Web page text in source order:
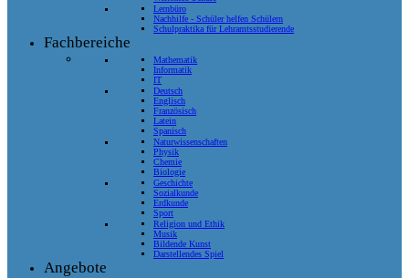
Lernbüro
Nachhilfe - Schüler helfen Schülern
Schulpraktika für Lehramtsstudierende
Fachbereiche
Mathematik
Informatik
IT
Deutsch
Englisch
Französisch
Latein
Spanisch
Naturwissenschaften
Physik
Chemie
Biologie
Geschichte
Sozialkunde
Erdkunde
Sport
Religion und Ethik
Musik
Bildende Kunst
Darstellendes Spiel
Angebote